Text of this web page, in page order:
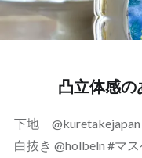
凸立体感
下地 @kuretakejapan
白抜き @holbeln #マ